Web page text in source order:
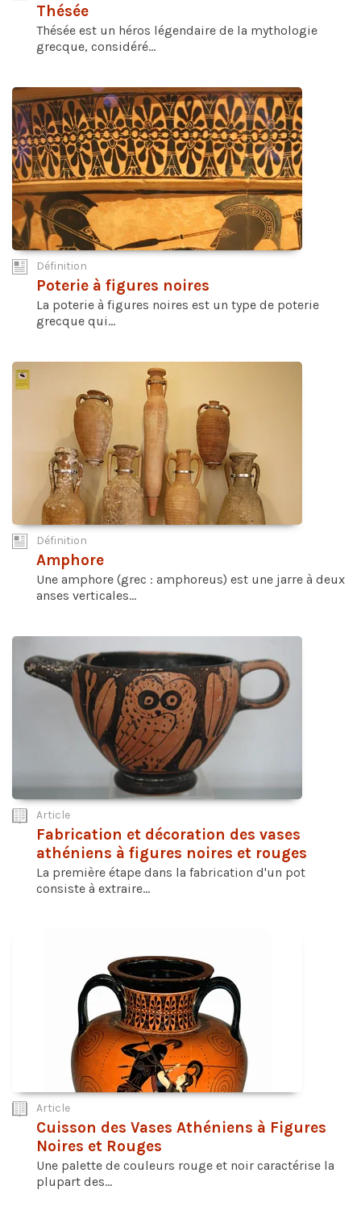
Thésée
Thésée est un héros légendaire de la mythologie
grecque, considéré...
Définition
Poterie à figures noires
La poterie à figures noires est un type de poterie
grecque qui...
Définition
Amphore
Une amphore (grec : amphoreus) est une jarre à deux
anses verticales...
Article
Fabrication et décoration des vases
athéniens à figures noires et rouges
La première étape dans la fabrication d'un pot
consiste à extraire...
Article
Cuisson des Vases Athéniens à Figures
Noires et Rouges
Une palette de couleurs rouge et noir caractérise la
plupart des...